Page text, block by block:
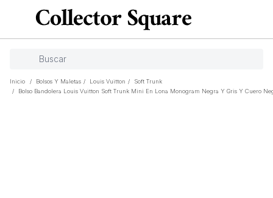
Inicio / Bolsos Y Maletas / Louis Vuitton /
Soft Trunk
/
Bolso Bandolera Louis Vuitton Soft Trunk Mini En Lona Monogram Negra Y Gris Y Cuero